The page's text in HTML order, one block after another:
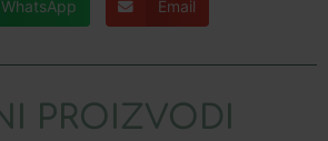
WhatsApp Email
PROIZVODI